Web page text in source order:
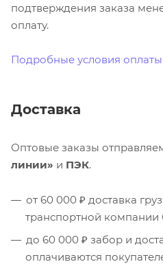
подтверждения заказа
оплату.
Подробные условия оплаты
Доставка
Оптовые заказы
линии» и ПЭК.
от 60 000 ₽ доставка
транспортной компании
до 60 000 ₽ забор и
оплачиваются